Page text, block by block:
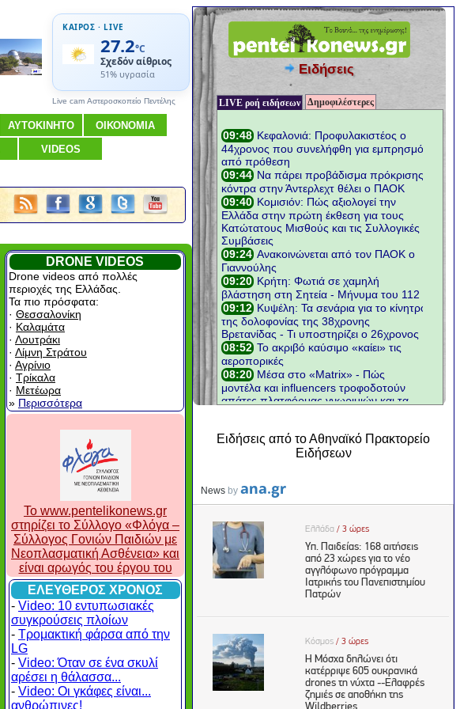
ΚΑΙΡΟΣ · LIVE
27.2°C
Σχεδόν αίθριος
51% υγρασία
Live cam Αστεροσκοπείο Πεντέλης
ΑΥΤΟΚΙΝΗΤΟ ΟΙΚΟΝΟΜΙΑ
VIDEOS
DRONE VIDEOS
Drone videos από πολλές
περιοχές της Ελλάδας.
Τα πιο πρόσφατα:
· Θεσσαλονίκη
· Καλαμάτα
· Λουτράκι
· Λίμνη Στράτου
· Αγρίνιο
· Τρίκαλα
· Μετέωρα
» Περισσότερα
To www.pentelikonews.gr
στηρίζει το Σύλλογο «Φλόγα –
Σύλλογος Γονιών Παιδιών με
Νεοπλασματική Ασθένεια» και
είναι αρωγός του έργου του
ΕΛΕΥΘΕΡΟΣ ΧΡΟΝΟΣ
- Video: 10 εντυπωσιακές
συγκρούσεις πλοίων
- Τρομακτική φάρσα από την
LG
- Video: Όταν σε ένα σκυλί
αρέσει η θάλασσα...
- Video: Οι γκάφες είναι...
ανθρώπινες!
Ειδήσεις
LIVE ροή ειδήσεων Δημοφιλέστερες
Ειδήσεις από το Αθηναϊκό Πρακτορείο
Ειδήσεων